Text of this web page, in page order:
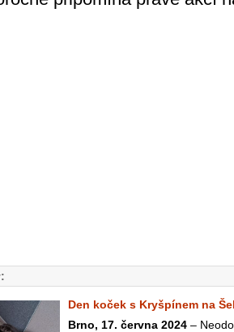
Den koček s Kryšpínem na
Brno, 17. června 2024 –